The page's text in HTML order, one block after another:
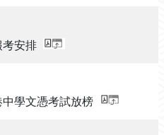
考安排
學文憑考試放榜